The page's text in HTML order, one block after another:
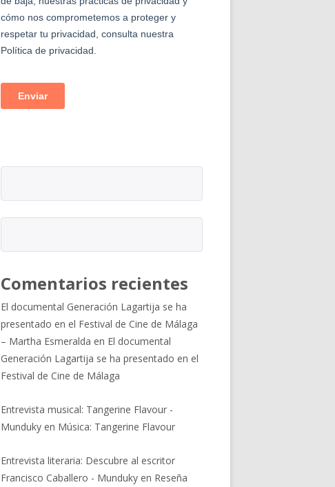
Comentarios recientes
El documental Generación Lagartija se ha
presentado en el Festival de Cine de Málaga
– Martha Esmeralda en El documental
Generación Lagartija se ha presentado en el
Festival de Cine de Málaga
Entrevista musical: Tangerine Flavour -
Munduky en Música: Tangerine Flavour
Entrevista literaria: Descubre al escritor
Francisco Caballero - Munduky en Reseña